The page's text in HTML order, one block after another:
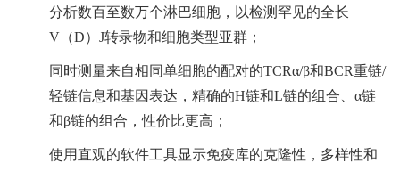
分析数百至数万个淋巴细胞，以检测罕见的全长
V（D）J转录物和细胞类型亚群；
同时测量来自相同单细胞的配对的TCRα/β和BCR重链/
轻链信息和基因表达，精确的H链和L链的组合、α链
和β链的组合，性价比更高；
使用直观的软件工具显示免疫库的克隆性，多样性和